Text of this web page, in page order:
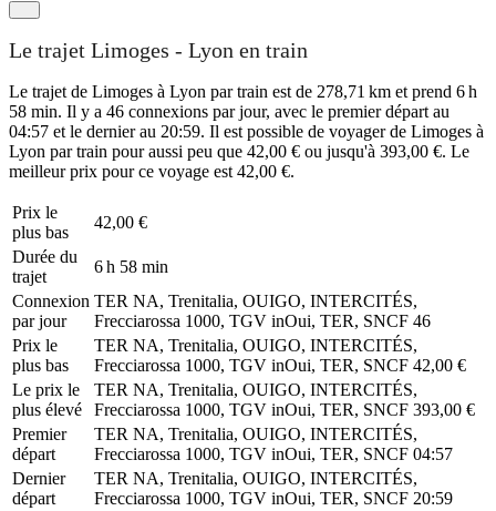
Le trajet Limoges - Lyon en train
Le trajet de Limoges à Lyon par train est de 278,71 km et prend 6 h
58 min. Il y a 46 connexions par jour, avec le premier départ au
04:57 et le dernier au 20:59. Il est possible de voyager de Limoges à
Lyon par train pour aussi peu que 42,00 € ou jusqu'à 393,00 €. Le
meilleur prix pour ce voyage est 42,00 €.
Prix ​​le
plus bas
42,00 €
Durée du
trajet
6 h 58 min
Connexion
par jour
TER NA, Trenitalia, OUIGO, INTERCITÉS,
Frecciarossa 1000, TGV inOui, TER, SNCF 46
Prix ​​le
plus bas
TER NA, Trenitalia, OUIGO, INTERCITÉS,
Frecciarossa 1000, TGV inOui, TER, SNCF 42,00 €
Le prix le
plus élevé
TER NA, Trenitalia, OUIGO, INTERCITÉS,
Frecciarossa 1000, TGV inOui, TER, SNCF 393,00 €
Premier
départ
TER NA, Trenitalia, OUIGO, INTERCITÉS,
Frecciarossa 1000, TGV inOui, TER, SNCF 04:57
Dernier
départ
TER NA, Trenitalia, OUIGO, INTERCITÉS,
Frecciarossa 1000, TGV inOui, TER, SNCF 20:59